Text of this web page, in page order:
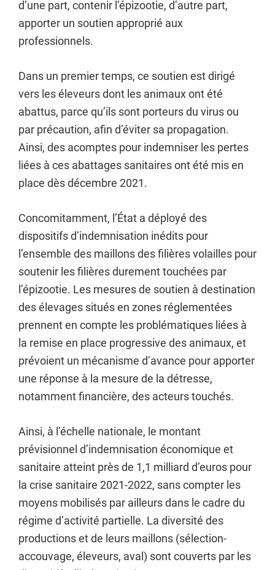
d’une part, contenir l’épizootie, d’autre part,
apporter un soutien approprié aux
professionnels.
Dans un premier temps, ce soutien est dirigé
vers les éleveurs dont les animaux ont été
abattus, parce qu’ils sont porteurs du virus ou
par précaution, afin d’éviter sa propagation.
Ainsi, des acomptes pour indemniser les pertes
liées à ces abattages sanitaires ont été mis en
place dès décembre 2021.
Concomitamment, l’État a déployé des
dispositifs d’indemnisation inédits pour
l’ensemble des maillons des filières volailles pour
soutenir les filières durement touchées par
l’épizootie. Les mesures de soutien à destination
des élevages situés en zones réglementées
prennent en compte les problématiques liées à
la remise en place progressive des animaux, et
prévoient un mécanisme d’avance pour apporter
une réponse à la mesure de la détresse,
notamment financière, des acteurs touchés.
Ainsi, à l’échelle nationale, le montant
prévisionnel d’indemnisation économique et
sanitaire atteint près de 1,1 milliard d’euros pour
la crise sanitaire 2021-2022, sans compter les
moyens mobilisés par ailleurs dans le cadre du
régime d’activité partielle. La diversité des
productions et de leurs maillons (sélection-
accouvage, éleveurs, aval) sont couverts par les